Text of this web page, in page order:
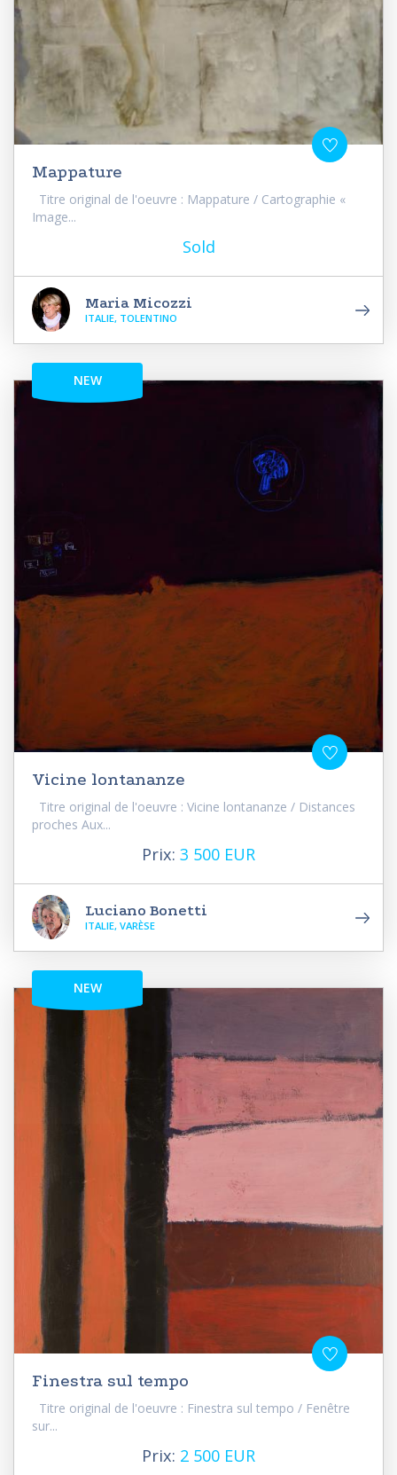
Mappature
Titre original de l'oeuvre : Mappature / Cartographie «
Image...
Sold
Maria Micozzi
ITALIE, TOLENTINO
NEW
Vicine lontananze
Titre original de l'oeuvre : Vicine lontananze / Distances
proches Aux...
Prix: 3 500 EUR
Luciano Bonetti
ITALIE, VARÈSE
NEW
Finestra sul tempo
Titre original de l'oeuvre : Finestra sul tempo / Fenêtre
sur...
Prix: 2 500 EUR